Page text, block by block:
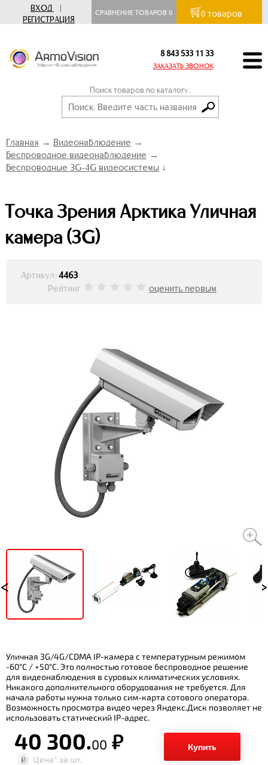
ВХОД
|
РЕГИСТРАЦИЯ
СРАВНЕНИЕ ТОВАРОВ0 0 товаров
8 843 533 11 33
ЗАКАЗАТЬ ЗВОНОК
Поиск товаров по каталогу:
Главная → Видеонаблюдение →
Беспроводное видеонаблюдение →
Беспроводные 3G-4G видеосистемы ↓
Точка Зрения Арктика Уличная
камера (3G)
Артикул: 4463
Рейтинг
оценить первым
Уличная 3G/4G/CDMA IP-камера с температурным режимом
-60°С / +50°С. Это полностью готовое беспроводное решение
для видеонаблюдения в суровых климатических условиях.
Никакого дополнительного оборудования не требуется. Для
начала работы нужна только сим-карта сотового оператора.
Возможность просмотра видео через Яндекс.Диск позволяет не
использовать статический IP-адрес.
40 300.00 р.
Купить
Цена* за шт.